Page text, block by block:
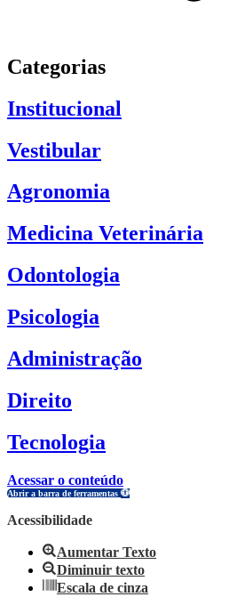
Categorias
Institucional
Vestibular
Agronomia
Medicina Veterinária
Odontologia
Psicologia
Administração
Direito
Tecnologia
Acessar o conteúdo
Abrir a barra de ferramentas
Acessibilidade
Aumentar Texto
Diminuir texto
Escala de cinza